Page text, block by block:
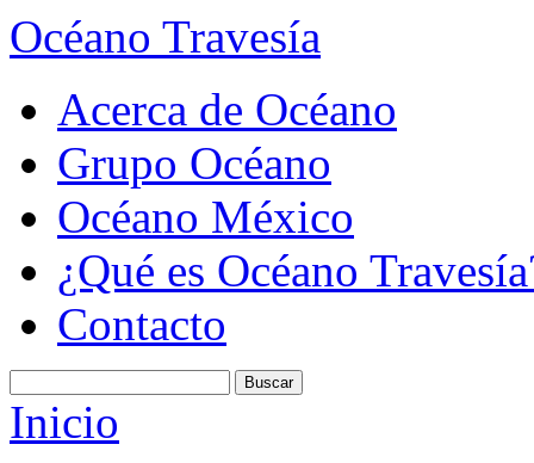
Océano Travesía
Acerca de Océano
Grupo Océano
Océano México
¿Qué es Océano
Contacto
Inicio